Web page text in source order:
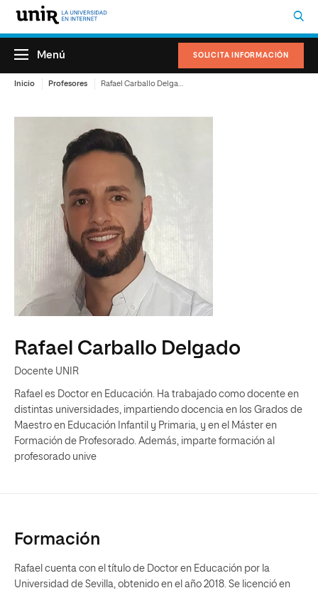
SOLICITA INFORMACIÓN
Menú
Inicio Profesores
Rafael Carballo Delgado
Docente UNIR
Rafael es Doctor en Educación. Ha trabajado como docente en
distintas universidades, impartiendo docencia en los Grados de
Maestro en Educación Infantil y Primaria, y en el Máster en
Formación de Profesorado. Además, imparte formación al
profesorado unive
Formación
Rafael cuenta con el título de Doctor en Educación por la
Universidad de Sevilla, obtenido en el año 2018. Se licenció en